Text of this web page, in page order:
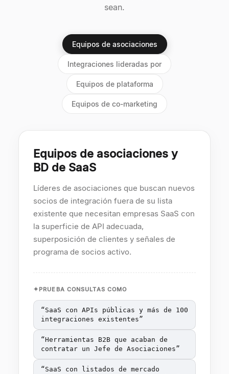
sean.
Equipos de asociaciones
Integraciones lideradas por
Equipos de plataforma
Equipos de co-marketing
Equipos de asociaciones y
BD de SaaS
Líderes de asociaciones que buscan nuevos
socios de integración fuera de su lista
existente que necesitan empresas SaaS con
la superficie de API adecuada,
superposición de clientes y señales de
programa de socios activo.
PRUEBA CONSULTAS COMO
“SaaS con APIs públicas y más de 100
integraciones existentes”
“Herramientas B2B que acaban de
contratar un Jefe de Asociaciones”
“SaaS con listados de mercado